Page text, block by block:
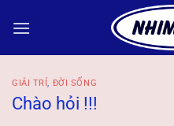
qua
GIẢI TRÍ, ĐỜI SỐNG
Chào hỏi !!!